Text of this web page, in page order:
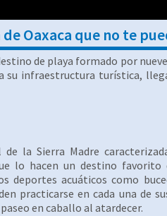
Oaxaca que no te
de playa formado por
su infraestructura turística,
la Sierra Madre
lo hacen un destino
deportes acuáticos como
practicarse en cada una de
en caballo al atardecer.